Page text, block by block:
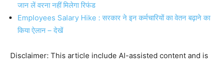
जान लें वरना नहीं मिलेगा रिफंड
Employees Salary Hike : सरकार ने इन कर्मचारियों का वेतन बढ़ाने का
किया ऐलान – देखें
Disclaimer: This article include AI-assisted content and is